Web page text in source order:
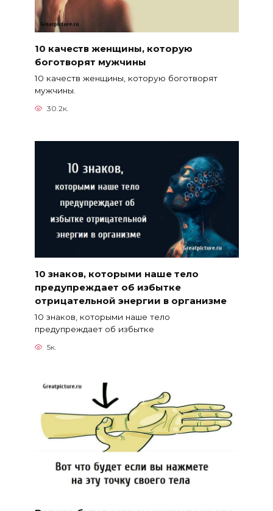
10 качеств женщины, которую
боготворят мужчины
10 качеств женщины, которую боготворят
мужчины.
30.2к.
10 знаков, которыми наше тело
предупреждает об избытке
отрицательной энергии в организме
10 знаков, которыми наше тело
предупреждает об избытке
5к.